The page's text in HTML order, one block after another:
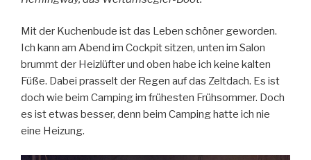
Mit der Kuchenbude ist das Leben schöner geworden.
Ich kann am Abend im Cockpit sitzen, unten im Salon
brummt der Heizlüfter und oben habe ich keine kalten
Füße. Dabei prasselt der Regen auf das Zeltdach. Es ist
doch wie beim Camping im frühesten Frühsommer. Doch
es ist etwas besser, denn beim Camping hatte ich nie
eine Heizung.